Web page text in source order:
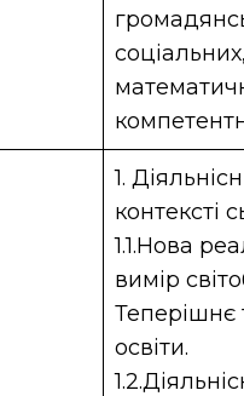
1.
контексті
1.1.Нова
вимір
Теперішнє
освіти.